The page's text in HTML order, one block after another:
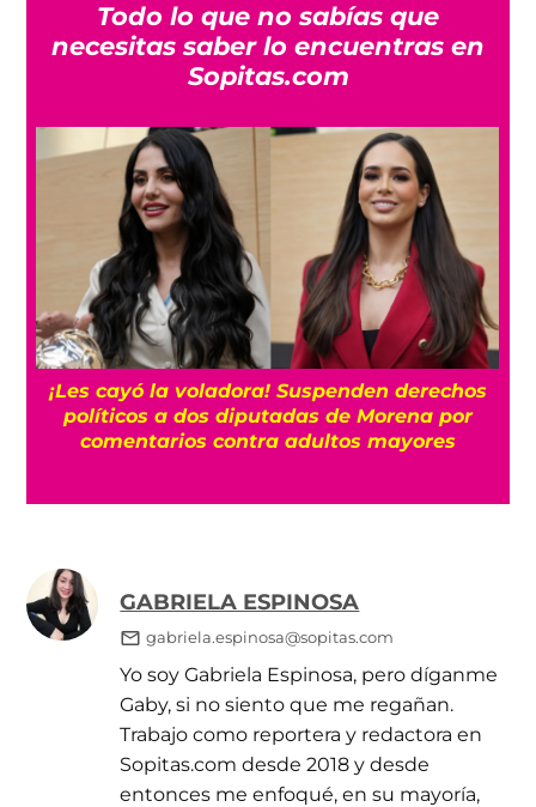
Todo lo que no sabías que
necesitas saber lo encuentras en
Sopitas.com
¡Les cayó la voladora! Suspenden derechos
políticos a dos diputadas de Morena por
comentarios contra adultos mayores
GABRIELA ESPINOSA
gabriela.espinosa@sopitas.com
Yo soy Gabriela Espinosa, pero díganme
Gaby, si no siento que me regañan.
Trabajo como reportera y redactora en
Sopitas.com desde 2018 y desde
entonces me enfoqué, en su mayoría,